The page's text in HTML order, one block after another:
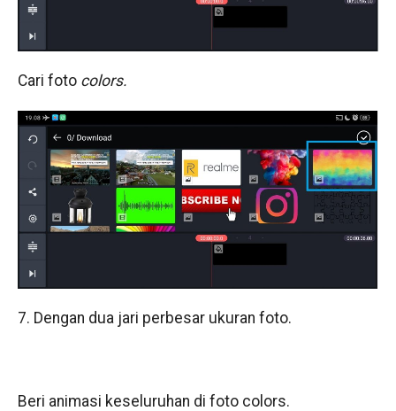
Cari foto colors.
7. Dengan dua jari perbesar ukuran foto.
Beri animasi keseluruhan di foto colors.